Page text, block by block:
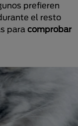
prefieren
el resto
para comprobar